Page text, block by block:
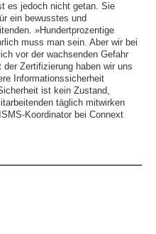
es jedoch nicht getan. Sie
ein bewusstes und
»Hundertprozentige
muss man sein. Aber wir bei
vor der wachsenden Gefahr
Zertifizierung haben wir uns
Informationssicherheit
ist kein Zustand,
täglich mitwirken
Koordinator bei Connext